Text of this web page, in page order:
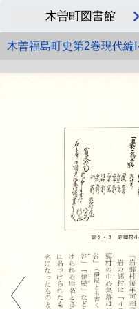
木曽町図書館